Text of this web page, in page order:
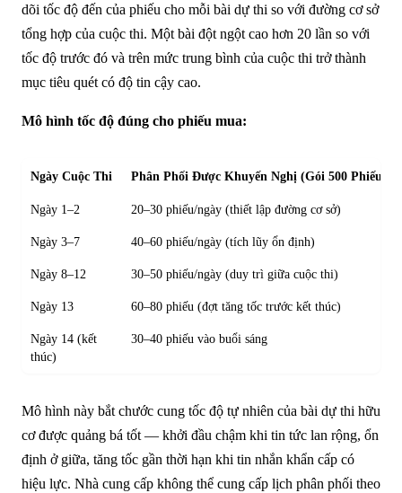
dõi tốc độ đến của phiếu cho mỗi bài dự thi so với đường cơ sở
tổng hợp của cuộc thi. Một bài đột ngột cao hơn 20 lần so với
tốc độ trước đó và trên mức trung bình của cuộc thi trở thành
mục tiêu quét có độ tin cậy cao.
Mô hình tốc độ đúng cho phiếu mua:
Ngày Cuộc Thi Phân Phối Được Khuyến Nghị (Gói 500 Phiếu)
Ngày 1–2 20–30 phiếu/ngày (thiết lập đường cơ sở)
Ngày 3–7 40–60 phiếu/ngày (tích lũy ổn định)
Ngày 8–12 30–50 phiếu/ngày (duy trì giữa cuộc thi)
Ngày 13 60–80 phiếu (đợt tăng tốc trước kết thúc)
Ngày 14 (kết
thúc)
30–40 phiếu vào buổi sáng
Mô hình này bắt chước cung tốc độ tự nhiên của bài dự thi hữu
cơ được quảng bá tốt — khởi đầu chậm khi tin tức lan rộng, ổn
định ở giữa, tăng tốc gần thời hạn khi tin nhắn khẩn cấp có
hiệu lực. Nhà cung cấp không thể cung cấp lịch phân phối theo